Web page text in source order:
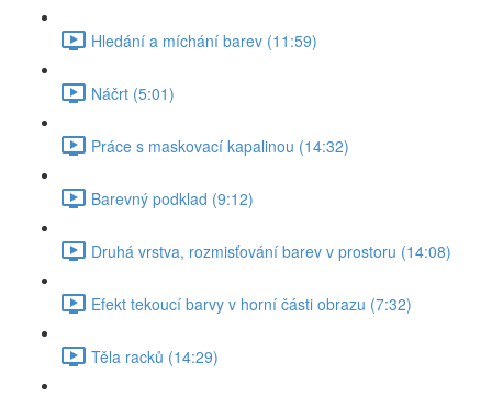
Hledání a míchání barev (11:59)
Náčrt (5:01)
Práce s maskovací kapalinou (14:32)
Barevný podklad (9:12)
Druhá vrstva, rozmisťování barev v prostoru (14:08)
Efekt tekoucí barvy v horní části obrazu (7:32)
Těla racků (14:29)